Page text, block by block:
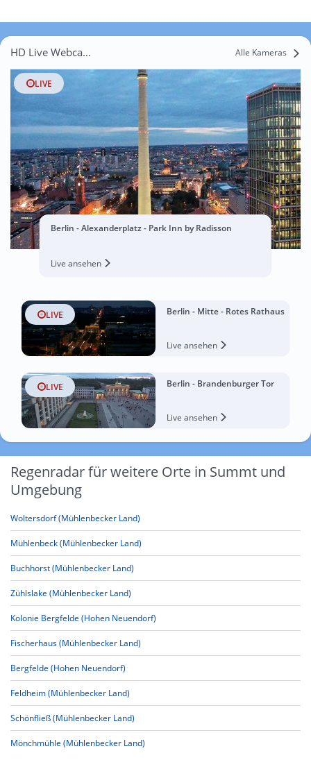
HD Live Webcams Summt Alle Kameras
LIVE
Berlin - Alexanderplatz - Park Inn by Radisson
Live ansehen
LIVE Berlin - Mitte - Rotes Rathaus
Live ansehen
LIVE Berlin - Brandenburger Tor
Live ansehen
Regenradar für weitere Orte in Summt und
Umgebung
Woltersdorf (Mühlenbecker Land)
Mühlenbeck (Mühlenbecker Land)
Buchhorst (Mühlenbecker Land)
Zühlslake (Mühlenbecker Land)
Kolonie Bergfelde (Hohen Neuendorf)
Fischerhaus (Mühlenbecker Land)
Bergfelde (Hohen Neuendorf)
Feldheim (Mühlenbecker Land)
Schönfließ (Mühlenbecker Land)
Mönchmühle (Mühlenbecker Land)